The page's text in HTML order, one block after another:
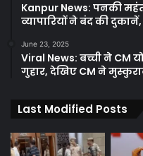
Kanpur News: पनकी
व्यापारियों ने बंद की
June 23, 2025
Viral News: बच्ची ने CM
गुहार, देखिए CM ने
Last Modified Posts